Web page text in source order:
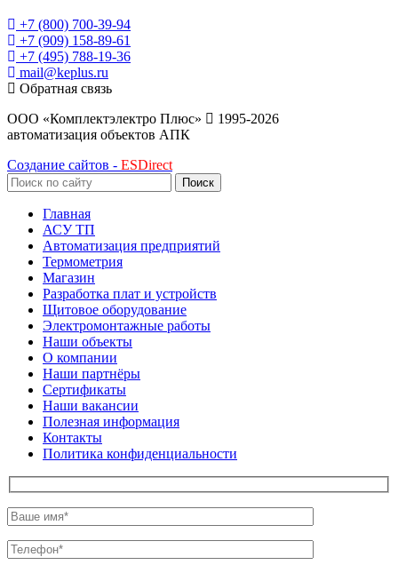
+7 (800) 700-39-94
+7 (909) 158-89-61
+7 (495) 788-19-36
mail@keplus.ru
Обратная связь
ООО «Комплектэлектро Плюс»
1995-2026
автоматизация объектов АПК
Создание сайтов - ESDirect
Поиск
Главная
АСУ ТП
Автоматизация предприятий
Термометрия
Магазин
Разработка плат и устройств
Щитовое оборудование
Электромонтажные работы
Наши объекты
О компании
Наши партнёры
Сертификаты
Наши вакансии
Полезная информация
Контакты
Политика конфиденциальности